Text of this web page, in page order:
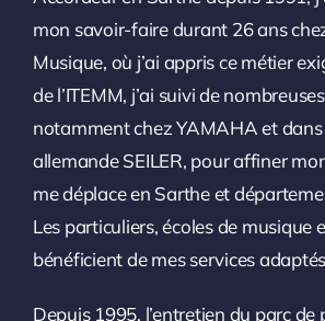
mon savoir-faire durant 26 ans
Musique, où j’ai appris ce métier
de l’ITEMM, j’ai suivi de
notamment chez YAMAHA et dans
allemande SEILER, pour affiner
me déplace en Sarthe et
Les particuliers, écoles de musique
bénéficient de mes services
Depuis 1995, l’entretien du parc de